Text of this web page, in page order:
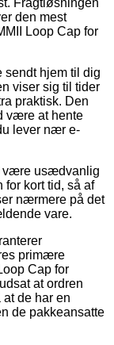
den mest
Loop Cap for
sendt hjem til dig
viser sig til tider
praktisk. Den
være at hente
lever nær e-
være usædvanlig
for kort tid, så af
nærmere på det
vare.
primære
Cap for
at ordren
de har en
de pakkeansatte